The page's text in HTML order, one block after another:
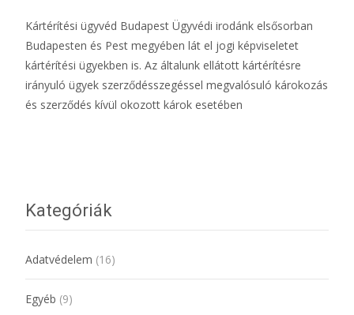
Kártérítési ügyvéd Budapest Ügyvédi irodánk elsősorban
Budapesten és Pest megyében lát el jogi képviseletet
kártérítési ügyekben is. Az általunk ellátott kártérítésre
irányuló ügyek szerződésszegéssel megvalósuló károkozás
és szerződés kívül okozott károk esetében
Kategóriák
Adatvédelem (16)
Egyéb (9)